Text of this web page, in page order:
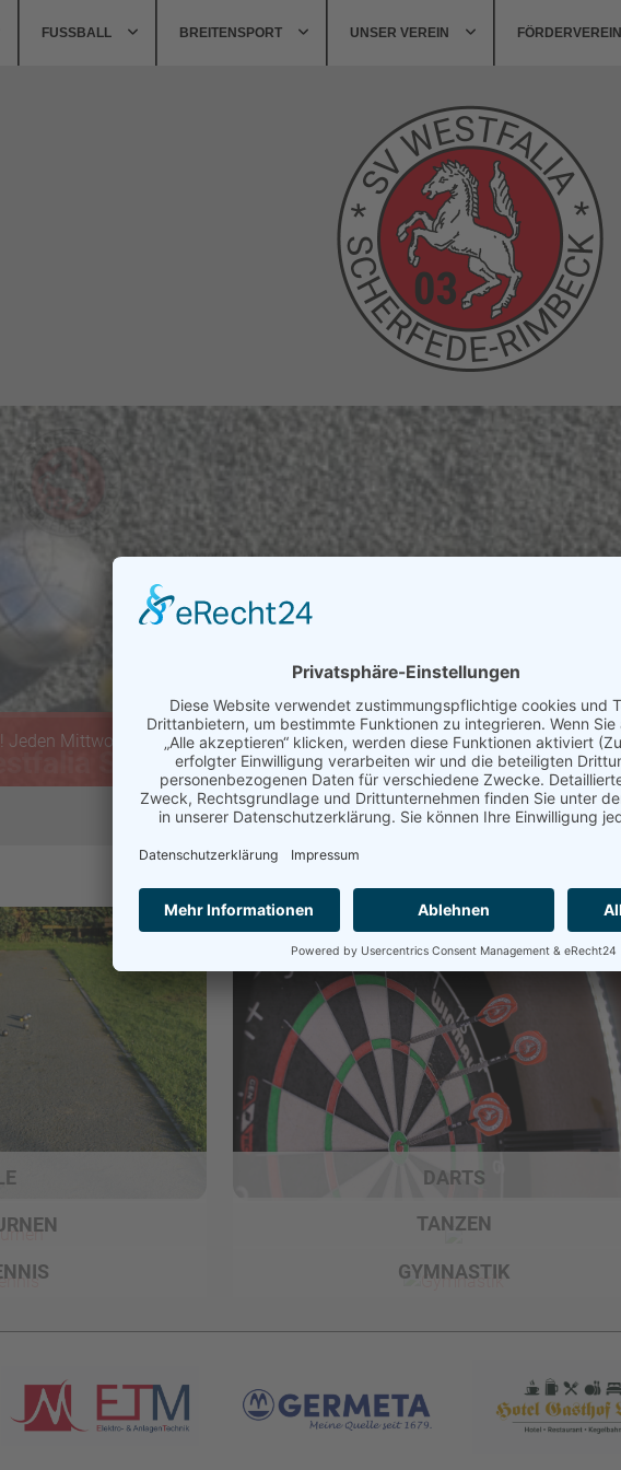
FUSSBALL BREITENSPORT UNSER VEREIN FÖRDERVEREIN
Jeden Mittwoch ab 18:00 Uhr am Tennisplatz in
Unser Sportangebot
DARTS
TANZEN
GYMNASTIK